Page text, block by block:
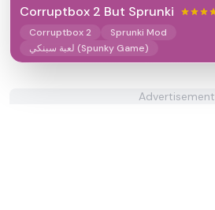
Corruptbox 2 But Sprunki
Corruptbox 2
Sprunki Mod
لعبة سبنكي (Spunky Game)
Advertisement